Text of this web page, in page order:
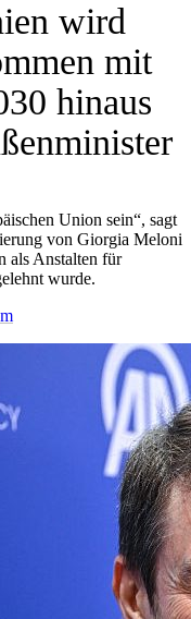
wird
mit
hinaus
Union sein“, sagt
von Giorgia Meloni
als Anstalten für
wurde.